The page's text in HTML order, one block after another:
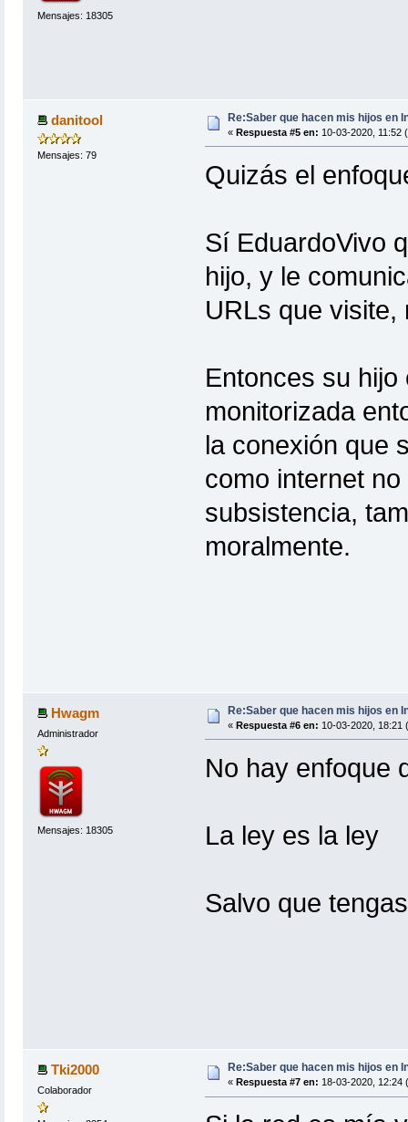
Mensajes: 18305
danitool
Mensajes: 79
Re:Saber que hacen mis hijos en
« Respuesta #5 en: 10-03-2020, 11:52
Quizás el
Sí EduardoVivo
hijo, y le
URLs que visite,
Entonces su
monitorizada
la conexión que
como internet
subsistencia,
moralmente.
Hwagm
Administrador
Mensajes: 18305
Re:Saber que hacen mis hijos en
« Respuesta #6 en: 10-03-2020, 18:21
No hay enfoque
La ley es la ley
Salvo que
Tki2000
Colaborador
Re:Saber que hacen mis hijos en
« Respuesta #7 en: 18-03-2020, 12:24